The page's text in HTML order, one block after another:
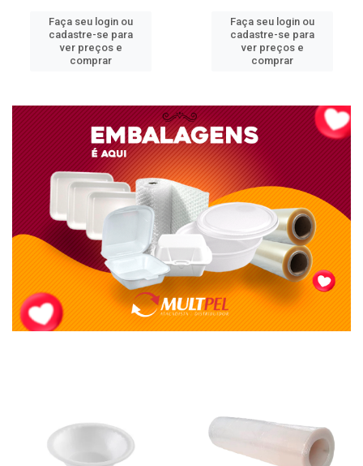
Faça seu login ou
cadastre-se para
ver preços e
comprar
Faça seu login ou
cadastre-se para
ver preços e
comprar